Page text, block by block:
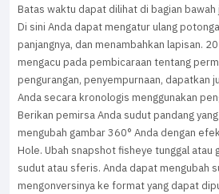
Batas waktu dapat dilihat di bagian bawah
Di sini Anda dapat mengatur ulang
panjangnya, dan menambahkan lapisan.
mengacu pada pembicaraan tentang
pengurangan, penyempurnaan, dapatkan
Anda secara kronologis menggunakan
Berikan pemirsa Anda sudut pandang
mengubah gambar 360° Anda dengan
Hole. Ubah snapshot fisheye tunggal atau
sudut atau sferis. Anda dapat mengubah
mengonversinya ke format yang dapat